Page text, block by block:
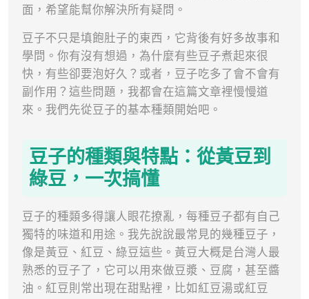
面，希望能幫你解決所有疑問。
豆子不只是填飽肚子的東西，它背後有好多故事和
學問。你有沒有想過，為什麼有些豆子煮起來很
快，有些卻要泡好久？或者，豆子吃多了會不會有
副作用？這些問題，我都會在這篇文章裡慢慢道
來。我們先從豆子的基本種類開始吧。
豆子的種類與特點：從黃豆到
綠豆，一次搞懂
豆子的種類多得讓人眼花撩亂，每種豆子都有自己
獨特的味道和用途。我先說說最常見的幾種豆子，
像是黃豆、紅豆、綠豆這些。黃豆大概是台灣人最
熟悉的豆子了，它可以用來做豆漿、豆腐，甚至醬
油。紅豆則常出現在甜點裡，比如紅豆湯或紅豆